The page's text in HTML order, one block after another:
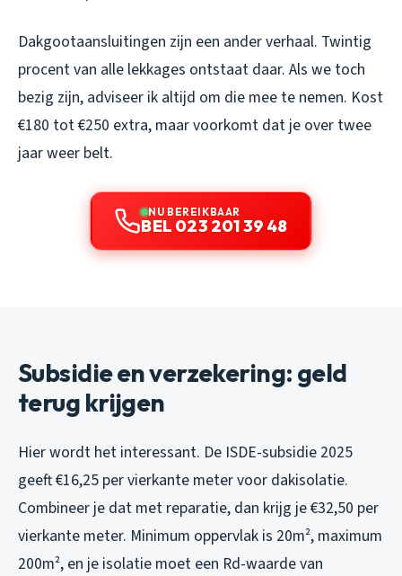
Dakgootaansluitingen zijn een ander verhaal. Twintig
procent van alle lekkages ontstaat daar. Als we toch
bezig zijn, adviseer ik altijd om die mee te nemen. Kost
€180 tot €250 extra, maar voorkomt dat je over twee
jaar weer belt.
NU BEREIKBAAR
BEL 023 201 39 48
Subsidie en verzekering: geld
terug krijgen
Hier wordt het interessant. De ISDE-subsidie 2025
geeft €16,25 per vierkante meter voor dakisolatie.
Combineer je dat met reparatie, dan krijg je €32,50 per
vierkante meter. Minimum oppervlak is 20m², maximum
200m², en je isolatie moet een Rd-waarde van